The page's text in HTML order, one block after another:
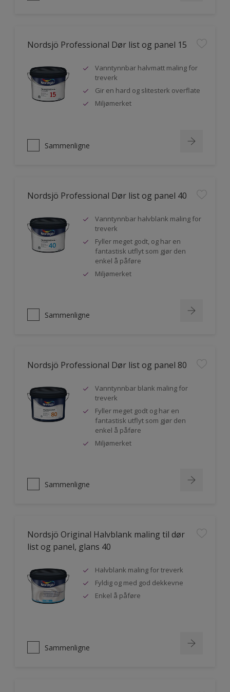
Nordsjö Professional Dør list og panel 15
Vanntynnbar halvmatt maling for
treverk
Gir en hard og slitesterk overflate
Miljømerket
Sammenligne
Nordsjö Professional Dør list og panel 40
Vanntynnbar halvblank maling for
treverk
Fyller meget godt, og har en
fantastisk utflyt som gjør den
enkel å påføre
Miljømerket
Sammenligne
Nordsjö Professional Dør list og panel 80
Vanntynnbar blank maling for
treverk
Fyller meget godt og har en
fantastisk utflyt som gjør den
enkel å påføre
Miljømerket
Sammenligne
Nordsjö Original Halvblank maling til dør
list og panel, glans 40
Halvblank maling for treverk
Fyldig og med god dekkevne
Enkel å påføre
Sammenligne